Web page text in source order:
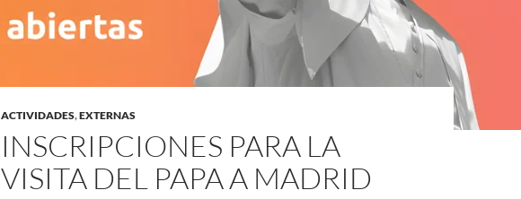
ACTIVIDADES,EXTERNAS
INSCRIPCIONES PARA LA
VISITA DEL PAPA A MADRID